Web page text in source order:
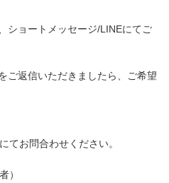
ショートメッセージ/LINEにてご
ご返信いただきましたら、ご希望
てお問合わせください。
）